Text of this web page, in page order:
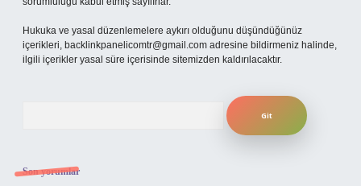
Hukuka ve yasal düzenlemelere aykırı olduğunu düşündüğünüz
içerikleri, backlinkpanelicomtr@gmail.com adresine bildirmeniz halinde,
ilgili içerikler yasal süre içerisinde sitemizden kaldırılacaktır.
Son yorumlar